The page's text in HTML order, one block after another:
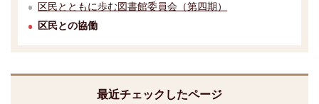
区民とともに歩む図書館委員会（第四期）
区民との協働
最近チェックしたページ